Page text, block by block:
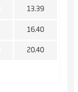
13.39
16.40
20.40